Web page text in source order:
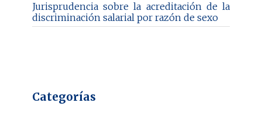
Jurisprudencia sobre la acreditación de la
discriminación salarial por razón de sexo
Categorías